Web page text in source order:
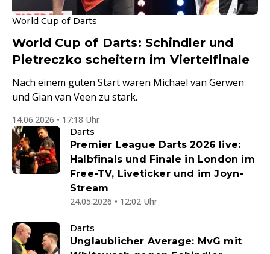
World Cup of Darts
World Cup of Darts: Schindler und
Pietreczko scheitern im Viertelfinale
Nach einem guten Start waren Michael van Gerwen
und Gian van Veen zu stark.
14.06.2026 • 17:18 Uhr
Darts
Premier League Darts 2026 live:
Halbfinals und Finale in London im
Free-TV, Liveticker und im Joyn-
Stream
24.05.2026 • 12:02 Uhr
Darts
Unglaublicher Average: MvG mit